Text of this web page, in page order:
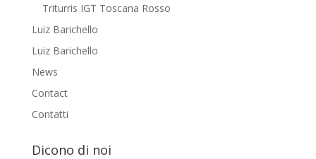
Triturris IGT Toscana Rosso
Luiz Barichello
Luiz Barichello
News
Contact
Contatti
Dicono di noi